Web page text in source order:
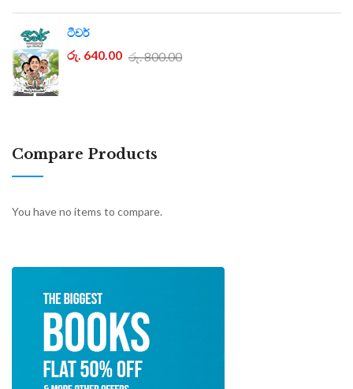
ටීචර්
රු. 640.00 රු. 800.00
Compare Products
You have no items to compare.